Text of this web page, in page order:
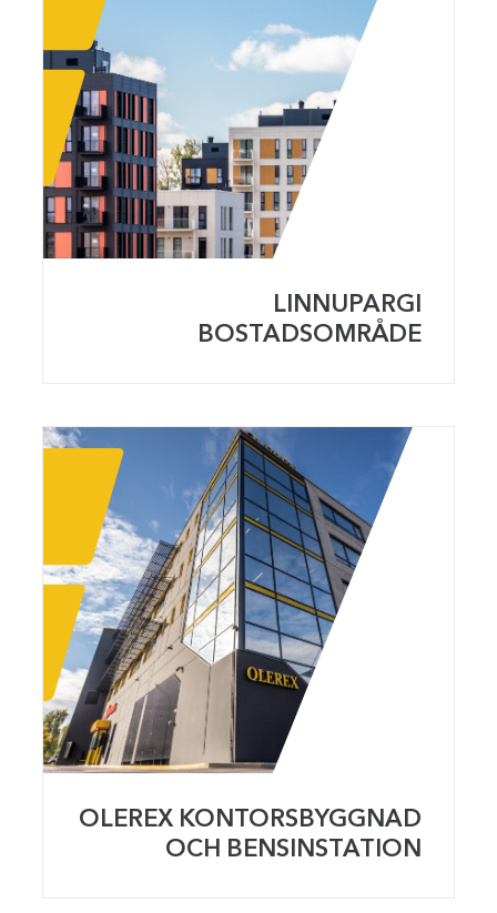
LINNUPARGI
BOSTADSOMRÅDE
OLEREX KONTORSBYGGNAD
OCH BENSINSTATION